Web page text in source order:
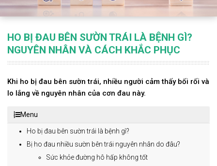
HO BỊ ĐAU BÊN SƯỜN TRÁI LÀ BỆNH GÌ?
NGUYÊN NHÂN VÀ CÁCH KHẮC PHỤC
Khi ho bị đau bên sườn trái, nhiều người cảm thấy bối rối và
lo lắng về nguyên nhân của cơn đau này.
Menu
Ho bị đau bên sườn trái là bệnh gì?
Bị ho đau nhiều sườn bên trái nguyên nhân do đâu?
Sức khỏe đường hô hấp không tốt